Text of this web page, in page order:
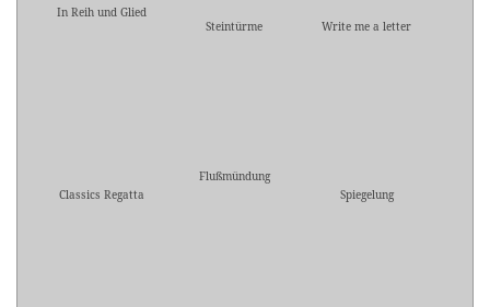
In Reih und Glied
Steintürme
Write me a letter
Classics Regatta
Flußmündung
Spiegelung